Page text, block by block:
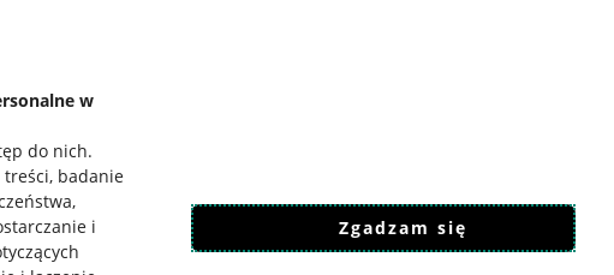
w
do nich.
badanie
i
Zgadzam się